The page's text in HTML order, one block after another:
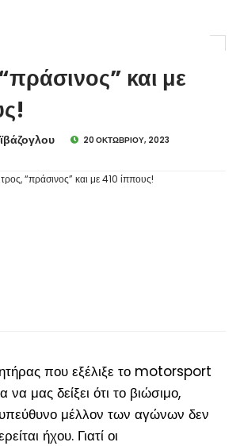
και με
20 ΟΚΤΩΒΡΊΟΥ, 2023
που εξέλιξε το motorsport
να μας δείξει ότι το βιώσιμο,
μέλλον των αγώνων δεν
ήχου. Γιατί οι